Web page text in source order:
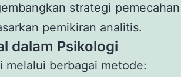
strategi
pemikiran analitis.
dalam Psikologi
melalui berbagai metode: